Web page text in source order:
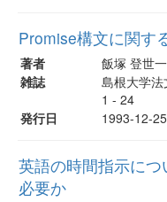
Promise構文に関す
著者
飯塚 登世一
雑誌
島根大学
1 - 24
発行日
1993-12-
英語の時間指示に
必要か